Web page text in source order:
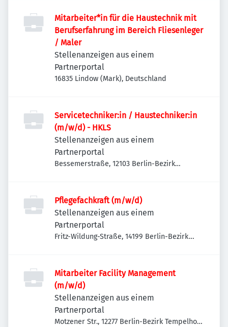
Mitarbeiter*in für die Haustechnik mit
Berufserfahrung im Bereich Fliesenleger
/ Maler
Stellenanzeigen aus einem
Partnerportal
16835 Lindow (Mark), Deutschland
Servicetechniker:in / Haustechniker:in
(m/w/d) - HKLS
Stellenanzeigen aus einem
Partnerportal
Bessemerstraße, 12103 Berlin-Bezirk
Pflegefachkraft (m/w/d)
Stellenanzeigen aus einem
Partnerportal
Fritz-Wildung-Straße, 14199 Berlin-Bezirk
Mitarbeiter Facility Management
(m/w/d)
Stellenanzeigen aus einem
Partnerportal
Motzener Str., 12277 Berlin-Bezirk Tempelhof-